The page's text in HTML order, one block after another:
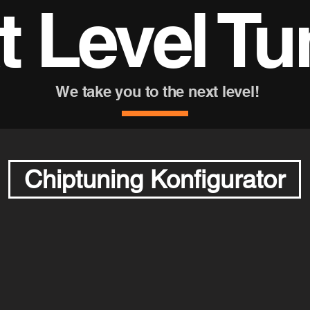
Chiptuning Konfigurator
Level
We take you to the next level!